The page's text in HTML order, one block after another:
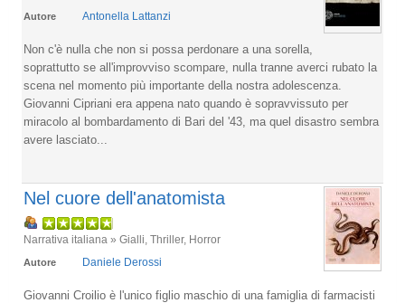
Autore Antonella Lattanzi
Non c'è nulla che non si possa perdonare a una sorella,
soprattutto se all'improvviso scompare, nulla tranne averci rubato la
scena nel momento più importante della nostra adolescenza.
Giovanni Cipriani era appena nato quando è sopravvissuto per
miracolo al bombardamento di Bari del '43, ma quel disastro sembra
avere lasciato...
Nel cuore dell'anatomista
Narrativa italiana » Gialli, Thriller, Horror
Autore Daniele Derossi
Giovanni Croilio è l'unico figlio maschio di una famiglia di farmacisti